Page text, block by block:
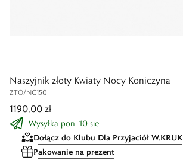
Naszyjnik złoty Kwiaty Nocy Koniczyna
ZTO/NC150
1190,00 zł
Wysyłka pon. 10 sie.
Dołącz do Klubu Dla Przyjaciół W.KRUK
Pakowanie na prezent